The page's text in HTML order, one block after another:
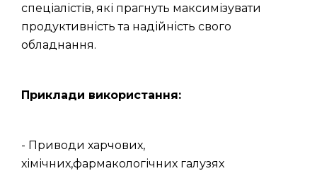
спеціалістів, які прагнуть максимізувати
продуктивність та надійність свого
обладнання.
Приклади використання:
- Приводи харчових,
хімічних,фармакологічних галузях